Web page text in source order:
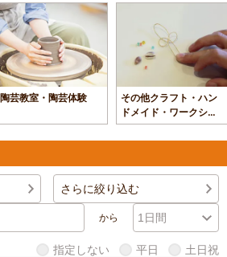
陶芸教室・陶芸体験
その他クラフト・ハン
ドメイド・ワークショ
ップ
さらに絞り込む
から
指定しない 平日 土日祝